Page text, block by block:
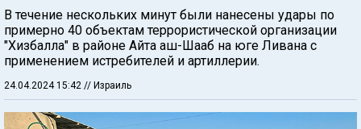
В течение нескольких минут были нанесены удары по
примерно 40 объектам террористической организации
"Хизбалла" в районе Айта аш-Шааб на юге Ливана с
применением истребителей и артиллерии.
24.04.2024 15:42 // Израиль